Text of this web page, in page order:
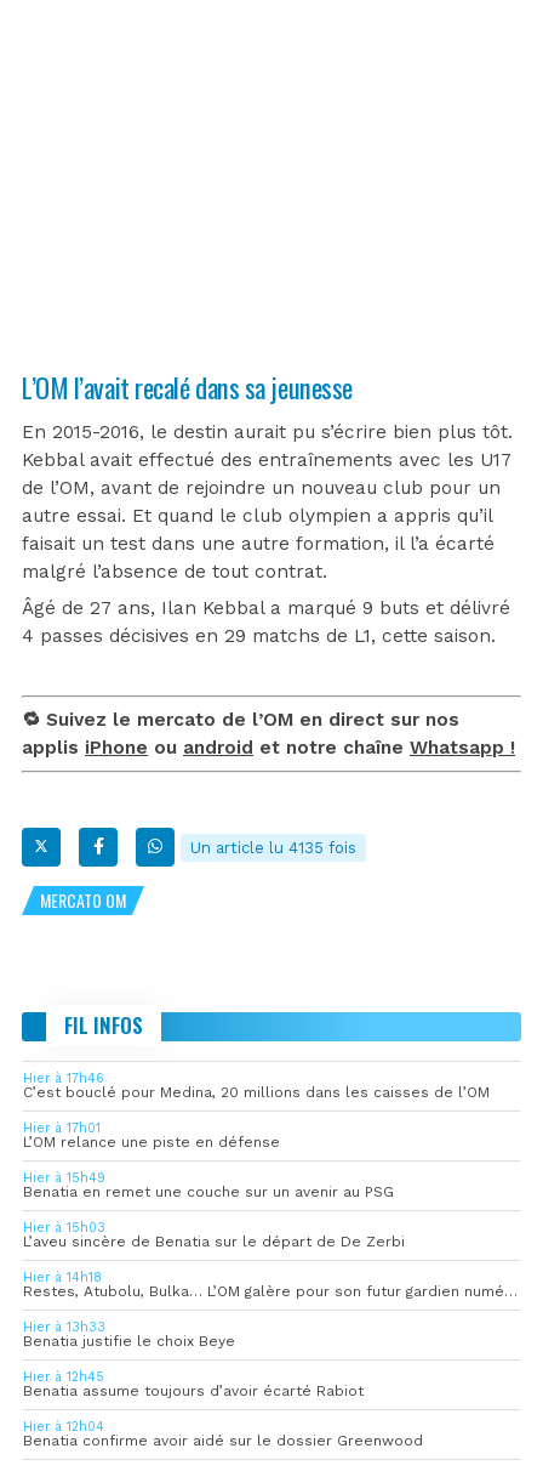
L’OM l’avait recalé dans sa jeunesse
En 2015-2016, le destin aurait pu s’écrire bien plus tôt.
Kebbal avait effectué des entraînements avec les U17
de l’OM, avant de rejoindre un nouveau club pour un
autre essai. Et quand le club olympien a appris qu’il
faisait un test dans une autre formation, il l’a écarté
malgré l’absence de tout contrat.
Âgé de 27 ans, Ilan Kebbal a marqué 9 buts et délivré
4 passes décisives en 29 matchs de L1, cette saison.
🔁 Suivez le mercato de l’OM en direct sur nos
applis iPhone ou android et notre chaîne Whatsapp !
Un article lu 4135 fois
MERCATO OM
FIL INFOS
Hier à 17h46
C’est bouclé pour Medina, 20 millions dans les caisses de l’OM
Hier à 17h01
L’OM relance une piste en défense
Hier à 15h49
Benatia en remet une couche sur un avenir au PSG
Hier à 15h03
L’aveu sincère de Benatia sur le départ de De Zerbi
Hier à 14h18
Restes, Atubolu, Bulka… L’OM galère pour son futur gardien numéro 1
Hier à 13h33
Benatia justifie le choix Beye
Hier à 12h45
Benatia assume toujours d’avoir écarté Rabiot
Hier à 12h04
Benatia confirme avoir aidé sur le dossier Greenwood